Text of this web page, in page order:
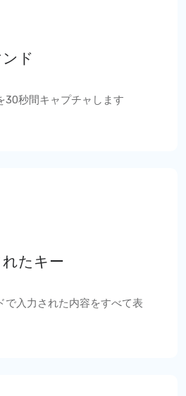
ド
30秒間キャプチャします
たキー
で入力された内容をすべて表